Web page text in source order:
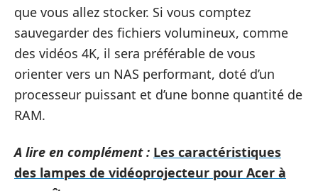
que vous allez stocker. Si vous comptez
sauvegarder des fichiers volumineux, comme
des vidéos 4K, il sera préférable de vous
orienter vers un NAS performant, doté d’un
processeur puissant et d’une bonne quantité de
RAM.
A lire en complément : Les caractéristiques
des lampes de vidéoprojecteur pour Acer à